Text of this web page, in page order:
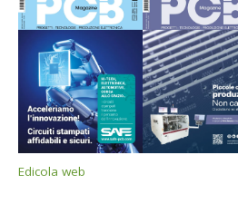
Edicola web